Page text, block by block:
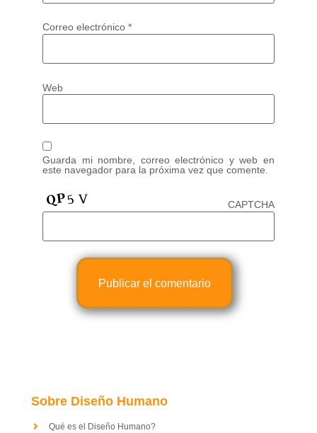
Correo electrónico *
Web
Guarda mi nombre, correo electrónico y web en
este navegador para la próxima vez que comente.
CAPTCHA
Sobre Diseño Humano
Qué es el Diseño Humano?